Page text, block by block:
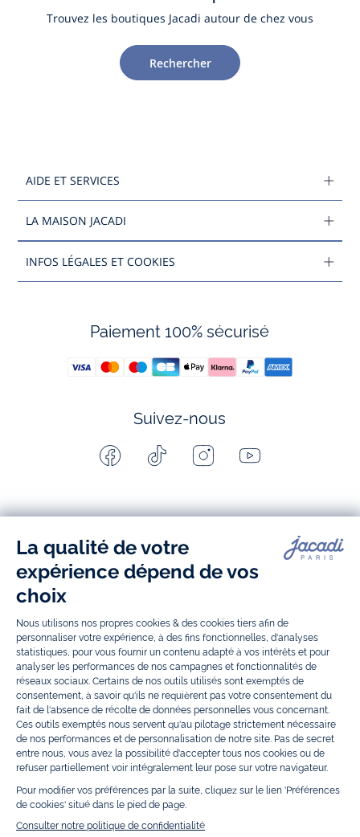
Trouvez les boutiques Jacadi autour de chez vous
Rechercher
AIDE ET SERVICES
LA MAISON JACADI
INFOS LÉGALES ET COOKIES
Paiement 100% sécurisé
Suivez-nous
Facebook
Paris
Tiktok
Paris
Instagram
Paris
Youtube
Paris
vêtements etchaussures
, à la fois élégants et intemporels. Retrouvez,
entre autres, nos collections de body, blouse et combinaison pour les
nouveaux-nés
, de t-shirt, pull et short pour les
et de pantalons,
chaussettes et accessoires pour les enfantsde 1 mois à 12 ans.
Découvrez nos collections mode et tendance pour filles et garçons.
Grâce àJacadi Seconde Vie
trouvez des idéescadeaux de Noël. Un heureux événement est arrivé ?
Retrouvez nos idéescadeaux de naissance, ainsi que lemobilier
Bénéficiez également de prix réduits avec nos collections spéciales de
vêtements enfants en soldeset de notrecollection Outlettoute l’année.
Guettez lespromotions Prix Doux, une opération spéciale Jacadi avec
des vêtements enfant à prix tout ronds. Adhérez au programme de
Fidélité Jacadi afin de profiter desventes privées. Retrouvez la collection
Les Essentielset ses vêtements emblématiques aux couleurs de la
marque, la collectionReflexaux vêtements originaux et ludiques avec
des détails réfléchissants, la collectionSport Chicaussi innovante
qu'élégante, ainsi que les Petits tricotspour compléter le vestiaire de
bébé. Pour passer l’automne et l’hiver au chaud, Jacadi vous propose une
lesJolis Jours, c’est l’occasion de retrouver la nouvelle collection Jacadi
bébé et enfant à prix doux. Un mariage, un baptême, une communion de
prévue ? Trouvez unetenue de cérémonie
les sacsTohana, confectionnés en partenariat avec l'Association